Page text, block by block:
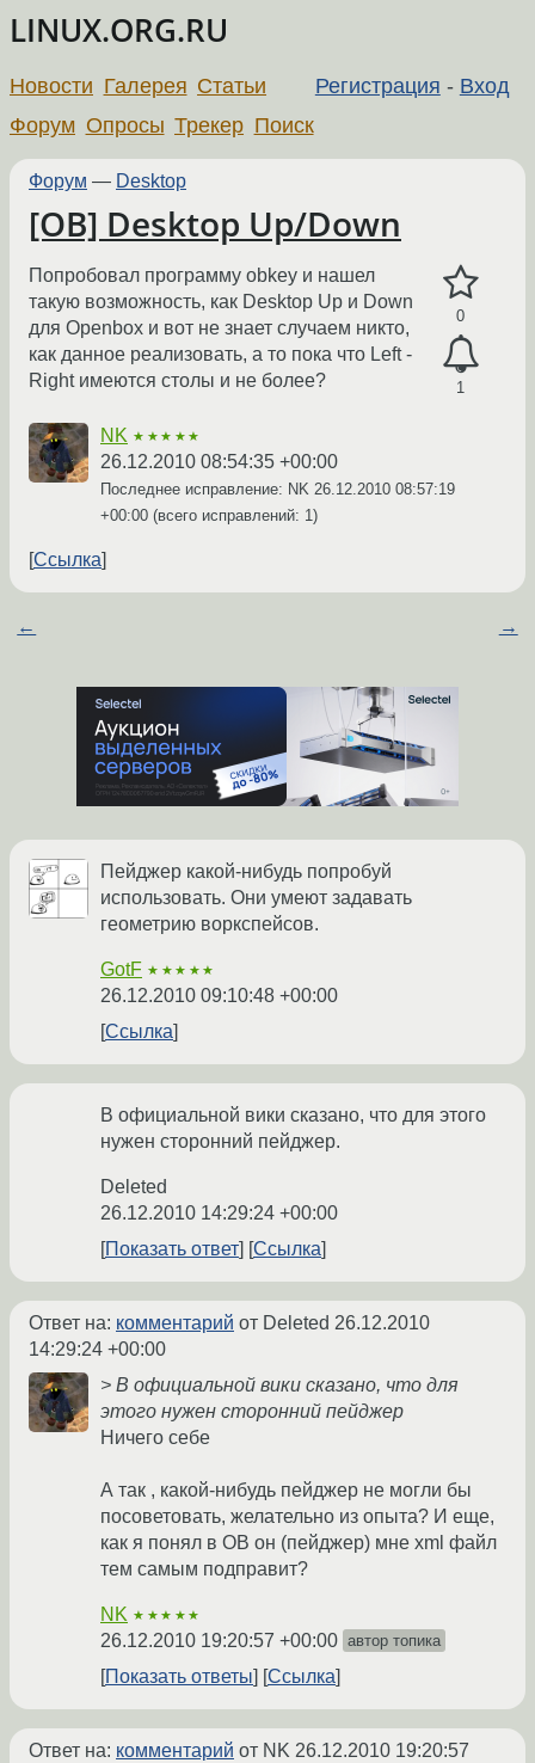
LINUX.ORG.RU
Регистрация - Вход
Новости Галерея Статьи
Форум Опросы Трекер Поиск
Форум — Desktop
[OB] Desktop Up/Down
0
1
Попробовал программу obkey и нашел
такую возможность, как Desktop Up и Down
для Openbox и вот не знает случаем никто,
как данное реализовать, а то пока что Left -
Right имеются столы и не более?
NK ★★★★★
26.12.2010 08:54:35 +00:00
Последнее исправление: NK 26.12.2010 08:57:19
+00:00 (всего исправлений: 1)
Ссылка
← →
Пейджер какой-нибудь попробуй
использовать. Они умеют задавать
геометрию воркспейсов.
GotF ★★★★★
26.12.2010 09:10:48 +00:00
Ссылка
В официальной вики сказано, что для этого
нужен сторонний пейджер.
Deleted
26.12.2010 14:29:24 +00:00
Показать ответ
Ссылка
Ответ на: комментарий от Deleted 26.12.2010
14:29:24 +00:00
> В официальной вики сказано, что для
этого нужен сторонний пейджер
Ничего себе
А так , какой-нибудь пейджер не могли бы
посоветовать, желательно из опыта? И еще,
как я понял в OB он (пейджер) мне xml файл
тем самым подправит?
NK ★★★★★
26.12.2010 19:20:57 +00:00 автор топика
Показать ответы Ссылка
Ответ на: комментарий от NK 26.12.2010 19:20:57